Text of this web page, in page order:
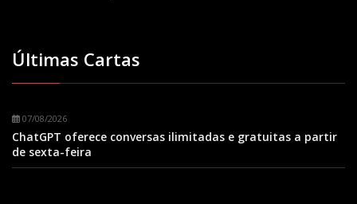
Últimas Cartas
07/08/2026
ChatGPT oferece conversas ilimitadas e gratuitas a partir
de sexta-feira